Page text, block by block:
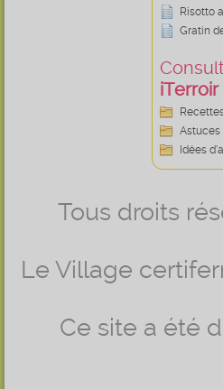
Risotto
Gratin
iTerroir
Astuces
Idées
Tous droits
Le Village
Ce site a été